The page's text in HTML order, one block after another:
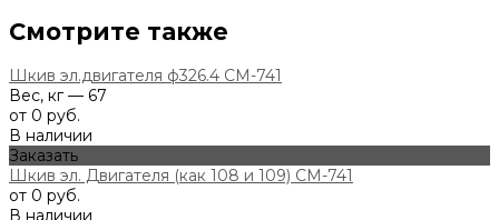
Смотрите также
Шкив эл.двигателя ф326.4 СМ-741
Вес, кг — 67
от 0 руб.
В наличии
Заказать
Шкив эл. Двигателя (как 108 и 109) СМ-741
от 0 руб.
В наличии